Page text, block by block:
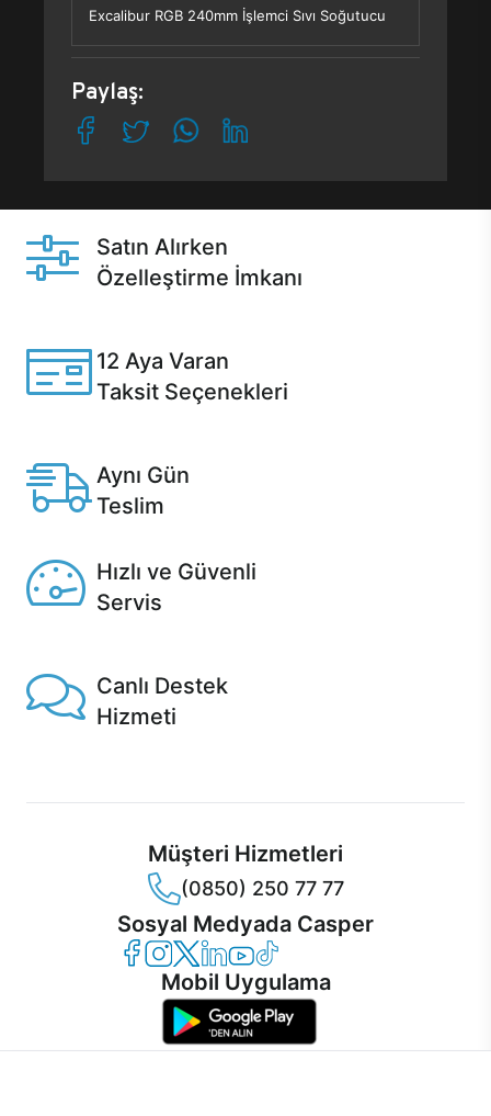
Excalibur RGB 240mm İşlemci Sıvı Soğutucu
Paylaş:
Satın Alırken
Özelleştirme İmkanı
12 Aya Varan
Taksit Seçenekleri
Aynı Gün
Teslim
Hızlı ve Güvenli
Servis
Canlı Destek
Hizmeti
Müşteri Hizmetleri
(0850) 250 77 77
Sosyal Medyada Casper
Casper Facebook
Casper Instagram
Casper Twitter
Casper LinkedIn
Casper YouTube
Casper TikTok
Mobil Uygulama